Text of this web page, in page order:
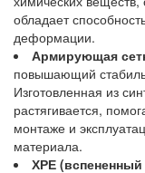
обладает
деформации.
Армирующая
повышающий
Изготовленная из
растягивается,
монтаже и
материала.
ХРЕ